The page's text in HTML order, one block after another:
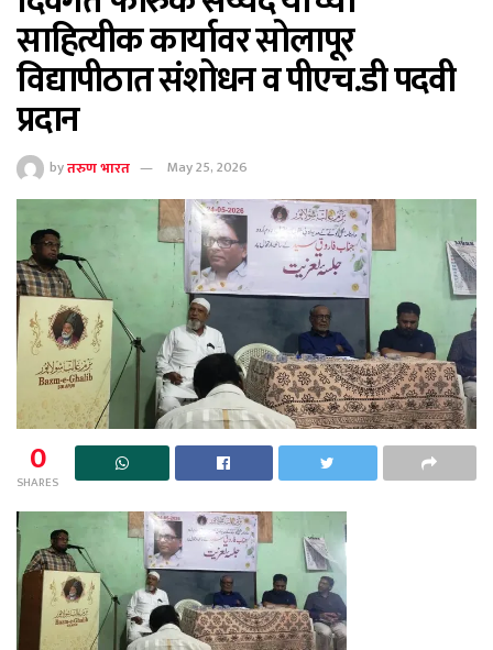
साहित्यीक कार्यावर सोलापूर
विद्यापीठात संशोधन व पीएच.डी पदवी
प्रदान
byतरुण भारत May 25, 2026
0
SHARES